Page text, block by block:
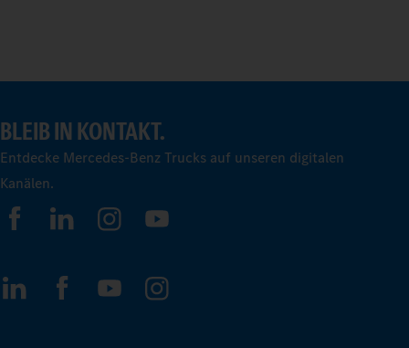
BLEIB IN KONTAKT.
Entdecke Mercedes-Benz Trucks auf unseren digitalen
Kanälen.